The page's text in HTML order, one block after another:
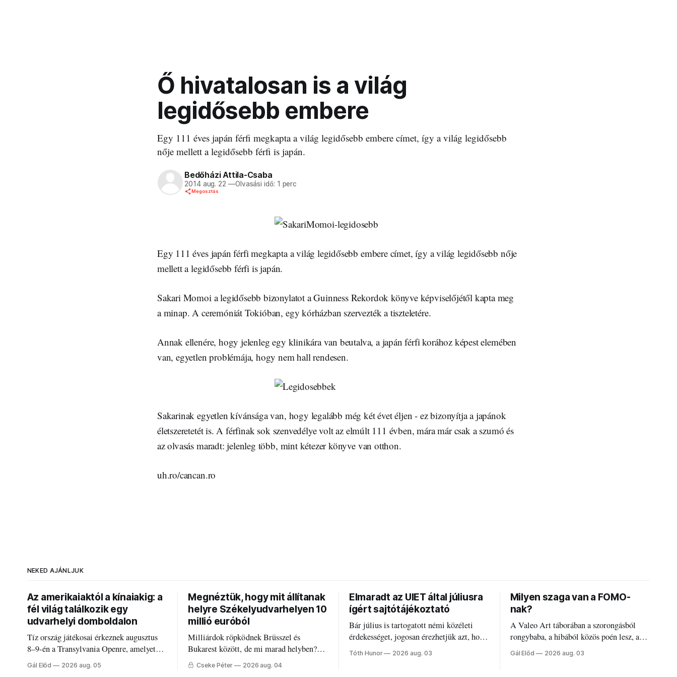
Ő hivatalosan is a világ
legidősebb embere
Egy 111 éves japán férfi megkapta a világ legidősebb embere címet, így a világ legidősebb
nője mellett a legidősebb férfi is japán.
Bedőházi Attila-Csaba
2014 aug. 22 —Olvasási idő: 1 perc
Megosztás
Egy 111 éves japán férfi megkapta a világ legidősebb embere címet, így a világ legidősebb nője
mellett a legidősebb férfi is japán.
Sakari Momoi a legidősebb bizonylatot a Guinness Rekordok könyve képviselőjétől kapta meg
a minap. A ceremóniát Tokióban, egy kórházban szervezték a tiszteletére.
Annak ellenére, hogy jelenleg egy klinikára van beutalva, a japán férfi korához képest elemében
van, egyetlen problémája, hogy nem hall rendesen.
Sakarinak egyetlen kívánsága van, hogy legalább még két évet éljen - ez bizonyítja a japánok
életszeretetét is. A férfinak sok szenvedélye volt az elmúlt 111 évben, mára már csak a szumó és
az olvasás maradt: jelenleg több, mint kétezer könyve van otthon.
uh.ro/cancan.ro
NEKED AJÁNLJUK
Az amerikaiaktól a kínaiakig: a
fél világ találkozik egy
udvarhelyi domboldalon
Tíz ország játékosai érkeznek augusztus
8–9-én a Transylvania Openre, amelyet
Románia legrégebben működő állandó
discgolfpályáján rendeznek meg.
Gál Előd 2026 aug. 05
Megnéztük, hogy mit állítanak
helyre Székelyudvarhelyen 10
millió euróból
Milliárdok röpködnek Brüsszel és
Bukarest között, de mi marad helyben?
Mire költik a PNRR-pénzeket
Cseke Péter 2026 aug. 04
Elmaradt az UIET által júliusra
ígért sajtótájékoztató
Bár július is tartogatott némi közéleti
érdekességet, jogosan érezhetjük azt, hogy
valami elmaradt.
Tóth Hunor 2026 aug. 03
Milyen szaga van a FOMO-
nak?
A Valeo Art táborában a szorongásból
rongybaba, a hibából közös poén lesz, a
régi diákszínjátszók pedig újra és újra
visszatalálnak egymáshoz.
Gál Előd 2026 aug. 03